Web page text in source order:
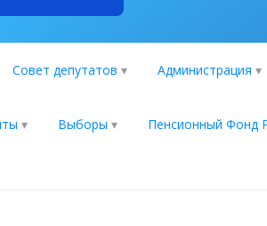
Совет депутатов Администрация
Выборы Пенсионный Фонд